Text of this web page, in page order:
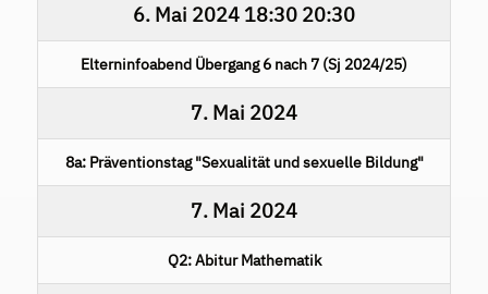
6. Mai 2024 18:30 20:30
Elterninfoabend Übergang 6 nach 7 (Sj 2024/25)
7. Mai 2024
8a: Präventionstag "Sexualität und sexuelle Bildung"
7. Mai 2024
Q2: Abitur Mathematik